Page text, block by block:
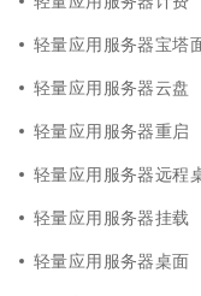
轻量应用服务器宝塔
轻量应用服务器云盘
轻量应用服务器重启
轻量应用服务器远程
轻量应用服务器挂载
轻量应用服务器桌面